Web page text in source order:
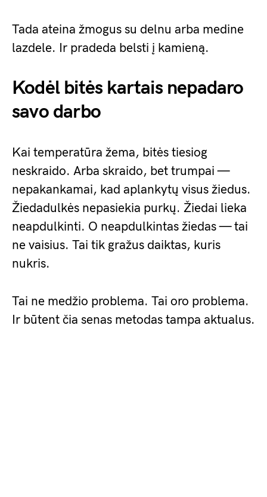
Tada ateina žmogus su delnu arba medine
lazdele. Ir pradeda belsti į kamieną.
Kodėl bitės kartais nepadaro
savo darbo
Kai temperatūra žema, bitės tiesiog
neskraido. Arba skraido, bet trumpai —
nepakankamai, kad aplankytų visus žiedus.
Žiedadulkės nepasiekia purkų. Žiedai lieka
neapdulkinti. O neapdulkintas žiedas — tai
ne vaisius. Tai tik gražus daiktas, kuris
nukris.
Tai ne medžio problema. Tai oro problema.
Ir būtent čia senas metodas tampa aktualus.